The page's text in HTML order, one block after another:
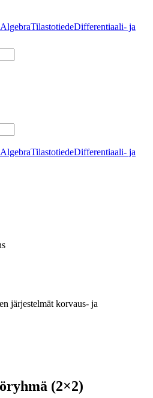
AlgebraTilastotiedeDifferentiaali- ja
AlgebraTilastotiedeDifferentiaali- ja
järjestelmät korvaus- ja
(2×2)